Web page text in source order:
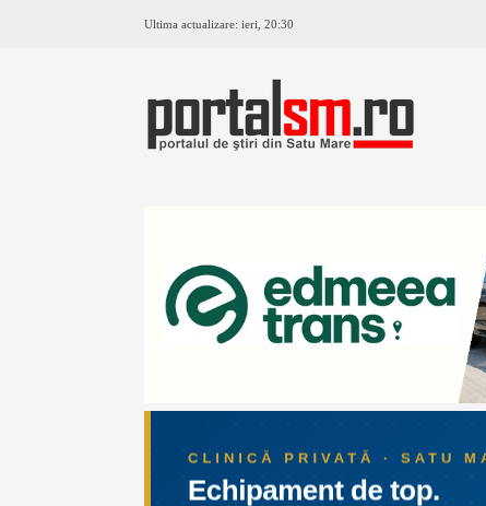
Ultima actualizare: ieri, 20:30